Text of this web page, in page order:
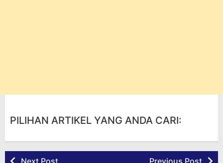
PILIHAN ARTIKEL YANG ANDA CARI:
Next Post Previous Post